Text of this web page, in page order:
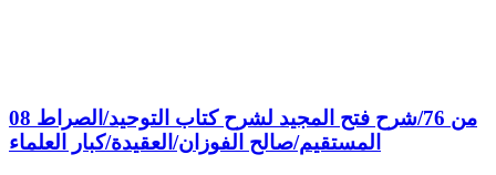
08 من 76/شرح فتح المجيد لشرح كتاب التوحيد/الصراط
المستقيم/صالح الفوزان/العقيدة/كبار العلماء